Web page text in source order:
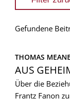
Gefundene
THOMAS
AUS
Über die
Frantz Fanon